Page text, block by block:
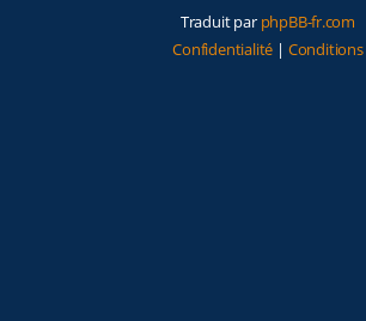
Traduit par phpBB-fr.com
Confidentialité | Conditions